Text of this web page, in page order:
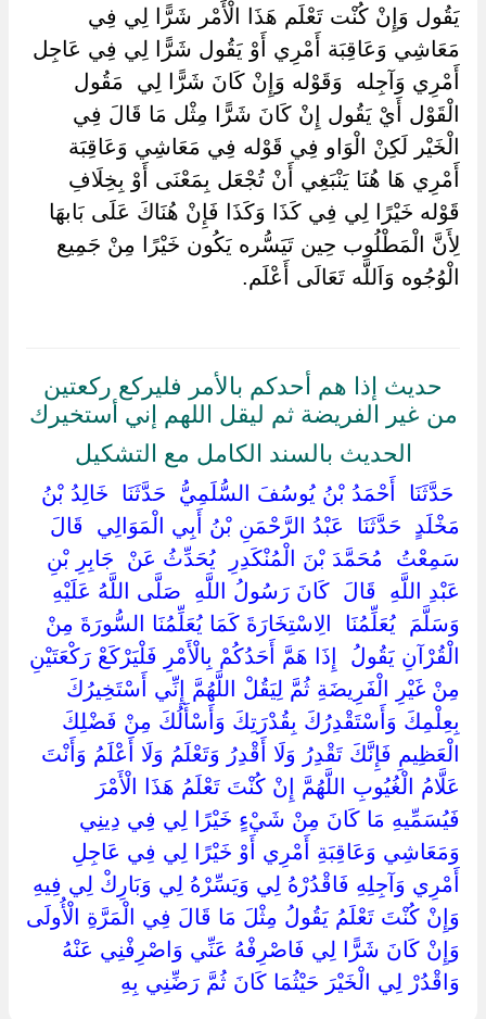
يَقُول وَإِنْ كُنْت تَعْلَم هَذَا الْأَمْر شَرًّا لِي فِي
مَعَاشِي وَعَاقِبَة أَمْرِي أَوْ يَقُول شَرًّا لِي فِي عَاجِل
أَمْرِي وَآجِله ‏ ‏وَقَوْله وَإِنْ كَانَ شَرًّا لِي ‏ ‏مَقُول
الْقَوْل أَيْ يَقُول إِنْ كَانَ شَرًّا مِثْل مَا قَالَ فِي
الْخَيْر لَكِنْ الْوَاو فِي قَوْله فِي مَعَاشِي وَعَاقِبَة
أَمْرِي هَا هُنَا يَنْبَغِي أَنْ تُجْعَل بِمَعْنَى أَوْ بِخِلَافِ
قَوْله خَيْرًا لِي فِي كَذَا وَكَذَا فَإِنْ هُنَاكَ عَلَى بَابهَا
لِأَنَّ الْمَطْلُوب حِين تَيَسُّره يَكُون خَيْرًا مِنْ جَمِيع
الْوُجُوه وَاَللَّه تَعَالَى أَعْلَم.
حديث إذا هم أحدكم بالأمر فليركع ركعتين
من غير الفريضة ثم ليقل اللهم إني أستخيرك
الحديث بالسند الكامل مع التشكيل
‏ ‏حَدَّثَنَا ‏ ‏أَحْمَدُ بْنُ يُوسُفَ السُّلَمِيُّ ‏ ‏حَدَّثَنَا ‏ ‏خَالِدُ بْنُ
مَخْلَدٍ ‏ ‏حَدَّثَنَا ‏ ‏عَبْدُ الرَّحْمَنِ بْنُ أَبِي الْمَوَالِي ‏ ‏قَالَ
سَمِعْتُ ‏ ‏مُحَمَّدَ بْنَ الْمُنْكَدِرِ ‏ ‏يُحَدِّثُ عَنْ ‏ ‏جَابِرِ بْنِ
عَبْدِ اللَّهِ ‏ ‏قَالَ ‏ ‏كَانَ رَسُولُ اللَّهِ ‏ ‏صَلَّى اللَّهُ عَلَيْهِ
وَسَلَّمَ ‏ ‏يُعَلِّمُنَا ‏ ‏الِاسْتِخَارَةَ كَمَا يُعَلِّمُنَا السُّورَةَ مِنْ
الْقُرْآنِ يَقُولُ ‏ ‏إِذَا هَمَّ أَحَدُكُمْ بِالْأَمْرِ فَلْيَرْكَعْ رَكْعَتَيْنِ
مِنْ غَيْرِ الْفَرِيضَةِ ثُمَّ لِيَقُلْ اللَّهُمَّ إِنِّي أَسْتَخِيرُكَ
بِعِلْمِكَ وَأَسْتَقْدِرُكَ بِقُدْرَتِكَ وَأَسْأَلُكَ مِنْ فَضْلِكَ
الْعَظِيمِ فَإِنَّكَ تَقْدِرُ وَلَا أَقْدِرُ وَتَعْلَمُ وَلَا أَعْلَمُ وَأَنْتَ
عَلَّامُ الْغُيُوبِ اللَّهُمَّ إِنْ كُنْتَ تَعْلَمُ هَذَا الْأَمْرَ ‏
‏فَيُسَمِّيهِ مَا كَانَ مِنْ شَيْءٍ خَيْرًا لِي فِي دِينِي
وَمَعَاشِي وَعَاقِبَةِ أَمْرِي أَوْ خَيْرًا لِي فِي عَاجِلِ
أَمْرِي وَآجِلِهِ فَاقْدُرْهُ لِي وَيَسِّرْهُ لِي وَبَارِكْ لِي فِيهِ
وَإِنْ كُنْتَ تَعْلَمُ يَقُولُ مِثْلَ مَا قَالَ فِي الْمَرَّةِ الْأُولَى
وَإِنْ كَانَ شَرًّا لِي فَاصْرِفْهُ عَنِّي وَاصْرِفْنِي عَنْهُ
وَاقْدُرْ لِي الْخَيْرَ حَيْثُمَا كَانَ ثُمَّ رَضِّنِي بِهِ ‏